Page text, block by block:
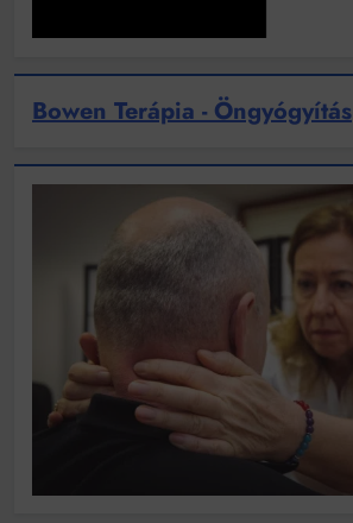
Bowen Terápia - Öngyógyítás